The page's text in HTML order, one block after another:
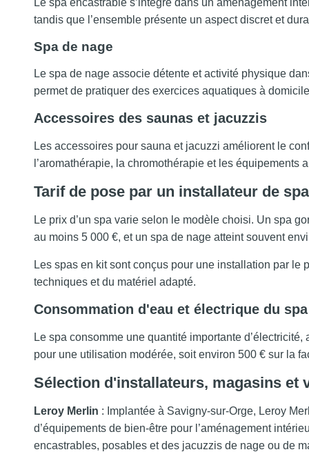
Le spa encastrable s’intègre dans un aménagement
tandis que l’ensemble présente un aspect discret et
Spa de nage
Le spa de nage associe détente et activité physique
permet de pratiquer des exercices aquatiques à
Accessoires des saunas et jacuzzis
Les accessoires pour sauna et jacuzzi améliorent le
l’aromathérapie, la chromothérapie et les équipements
Tarif de pose par un installateur de spa
Le prix d’un spa varie selon le modèle choisi. Un spa
au moins 5 000 €, et un spa de nage atteint souvent
Les spas en kit sont conçus pour une installation par le
techniques et du matériel adapté.
Consommation d'eau et électrique du spa
Le spa consomme une quantité importante
pour une utilisation modérée, soit environ 500 € sur la
Sélection d'installateurs, magasins et
Leroy Merlin : Implantée à Savigny-sur-Orge, Leroy
d’équipements de bien-être pour l’aménagement
encastrables, posables et des jacuzzis de nage ou de